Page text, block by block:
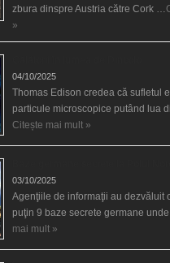
zbura dinspre Austria către Cork …
»
04/10/2025
Thomas Edison credea că sufletul
particule microscopice putând lua
Citește mai mult »
03/10/2025
Agenţiile de informaţii au dezvăluit
puţin 9 baze secrete germane
mai mult »